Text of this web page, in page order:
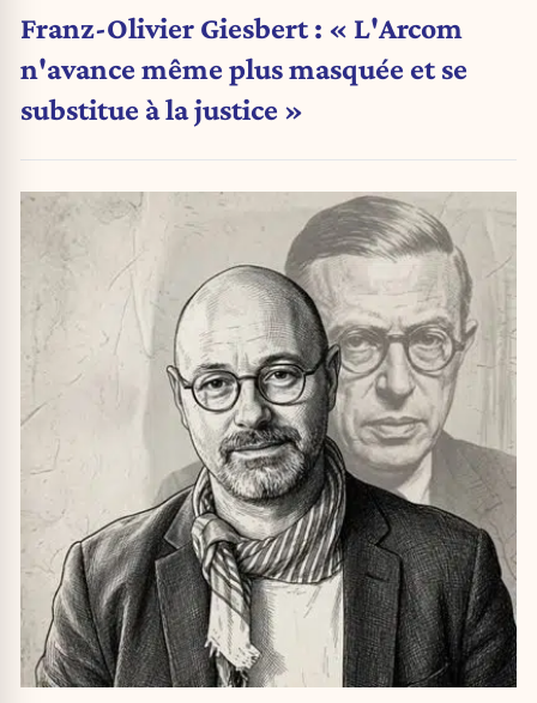
Franz-Olivier Giesbert : « L'Arcom
n'avance même plus masquée et se
substitue à la justice »